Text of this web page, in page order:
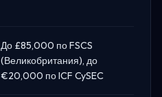
До £85,000 по FSCS
(Великобритания), до
€20,000 по ICF CySEC